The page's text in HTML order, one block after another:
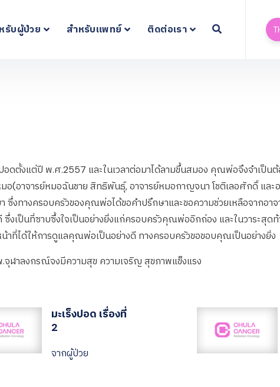
รับผู้ป่วย สำหรับแพทย์ ติดต่อเรา
ตั้งแต่ปี พ.ศ.2557 และในเวลาต่อมาได้ลามขึ้นสมอง คุณพ่อจึงจำเป็นต้อ
(อาจารย์หมอฉันชาย สิทธิพันธุ์, อาจารย์หมอกาญจนา โชติเลอศักดิ์ แล
งทางครอบครัวของคุณพ่อได้ขอคำปรึกษาและขอความช่วยเหลือจากอา
ดี ซึ่งเป็นที่ซาบซึ้งใจเป็นอย่างยิ่งแก่ครอบครัวคุณพ่ออิกถ่อง และในวาร
น้าที่ได้ให้การดูแลคุณพ่อเป็นอย่างดี ทางครอบครัวขอขอบคุณเป็นอย่างยิ่ง
ฬาลงกรณ์จงมีความสุข ความเจริญ สุขภาพแข็งแรง
มะเร็งปอด เรื่องที่
2
จากผู้ป่วย